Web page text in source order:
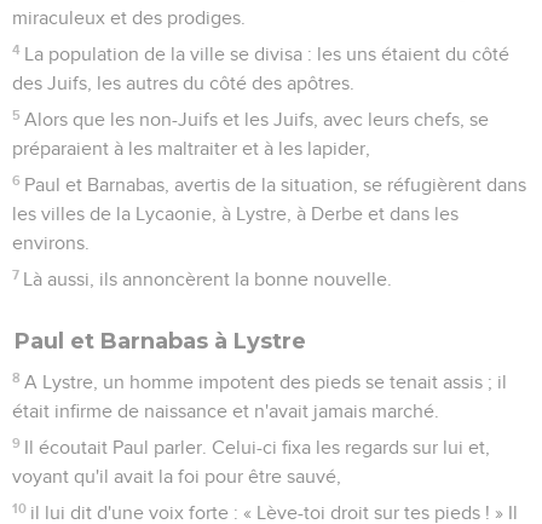
miraculeux et des prodiges.
4 La population de la ville se divisa : les uns étaient du côté
des Juifs, les autres du côté des apôtres.
5 Alors que les non-Juifs et les Juifs, avec leurs chefs, se
préparaient à les maltraiter et à les lapider,
6 Paul et Barnabas, avertis de la situation, se réfugièrent dans
les villes de la Lycaonie, à Lystre, à Derbe et dans les
environs.
7 Là aussi, ils annoncèrent la bonne nouvelle.
Paul et Barnabas à Lystre
8 A Lystre, un homme impotent des pieds se tenait assis ; il
était infirme de naissance et n'avait jamais marché.
9 Il écoutait Paul parler. Celui-ci fixa les regards sur lui et,
voyant qu'il avait la foi pour être sauvé,
10 il lui dit d'une voix forte : « Lève-toi droit sur tes pieds ! » Il